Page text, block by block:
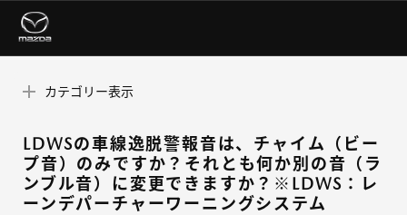
カテゴリー表示
LDWSの車線逸脱警報音は、チャイム（ビー
プ音）のみですか？それとも何か別の音（ラ
ンブル音）に変更できますか？※LDWS：レ
ーンデパーチャーワーニングシステム